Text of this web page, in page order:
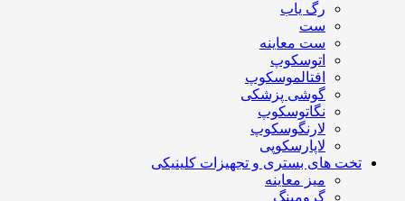
رگ یاب
ست
ست معاینه
اتوسکوپ
افتالموسکوپ
گوشی پزشکی
نگاتوسکوپ
لارنگوسکوپ
لاپارسکوپی
تخت های بستری و تجهیزات کلینیکی
میز معاینه
گرومینگ